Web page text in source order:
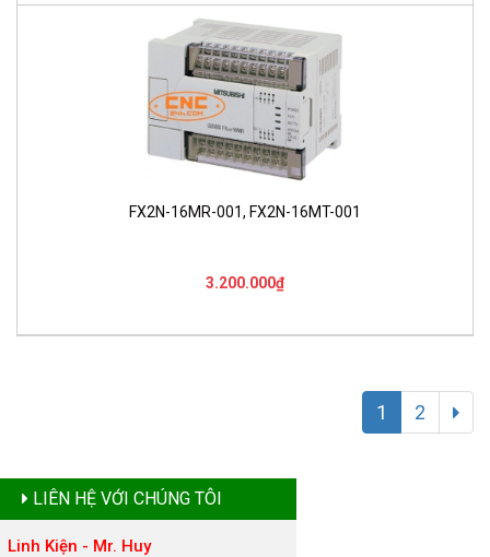
FX2N-16MR-001, FX2N-16MT-001
3.200.000₫
1 2
LIÊN HỆ VỚI CHÚNG TÔI
Linh Kiện - Mr. Huy